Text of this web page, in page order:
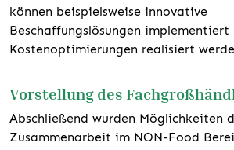
können beispielsweise innovative
Beschaffungslösungen implementiert
Kostenoptimierungen realisiert
Vorstellung des
Abschließend wurden Möglichkeiten
Zusammenarbeit im NON-Food